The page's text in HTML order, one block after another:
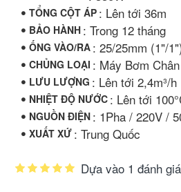
TỔNG CỘT ÁP : Lên tới 36m
BẢO HÀNH : Trong 12 tháng
ỐNG VÀO/RA : 25/25mm (1"/
CHỦNG LOẠI : Máy Bơm
LƯU LƯỢNG : Lên tới 2,4m³/h
NHIỆT ĐỘ NƯỚC : Lên tới
NGUỒN ĐIỆN : 1Pha / 220V /
XUẤT XỨ : Trung Quốc
Dựa vào 1 đánh